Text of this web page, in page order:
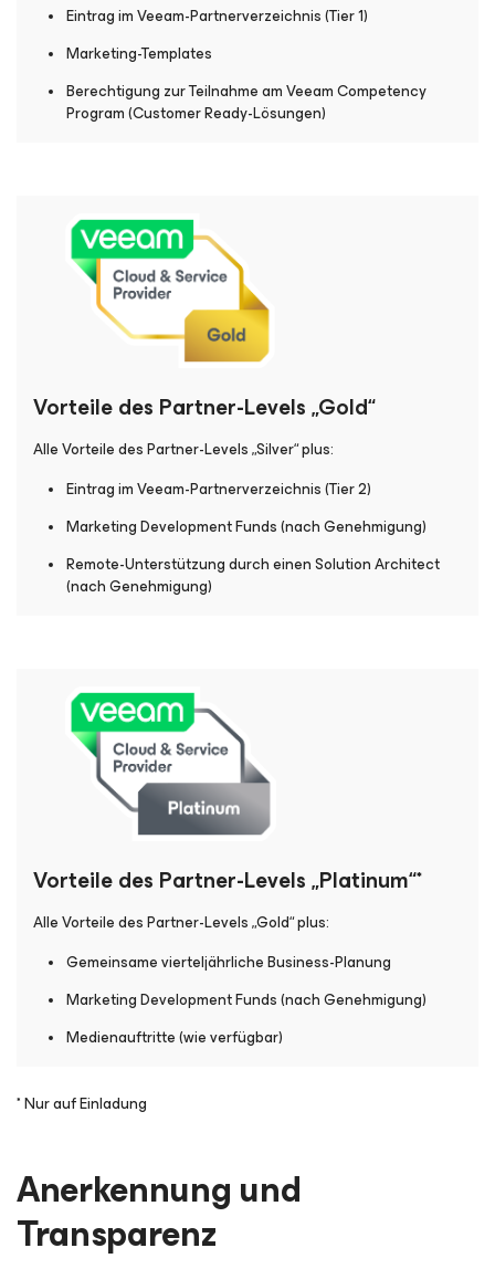
Eintrag im Veeam-Partnerverzeichnis (Tier 1)
Marketing-Templates
Berechtigung zur Teilnahme am Veeam Competency
Program (Customer Ready-Lösungen)
Vorteile des Partner-Levels „Gold“
Alle Vorteile des Partner-Levels „Silver“ plus:
Eintrag im Veeam-Partnerverzeichnis (Tier 2)
Marketing Development Funds (nach Genehmigung)
Remote-Unterstützung durch einen Solution Architect
(nach Genehmigung)
Vorteile des Partner-Levels „Platinum“*
Alle Vorteile des Partner-Levels „Gold“ plus:
Gemeinsame vierteljährliche Business-Planung
Marketing Development Funds (nach Genehmigung)
Medienauftritte (wie verfügbar)
* Nur auf Einladung
Anerkennung und
Transparenz